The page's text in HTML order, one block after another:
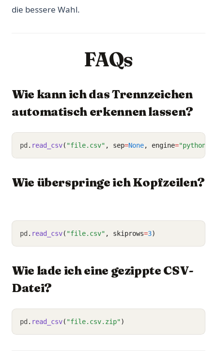
die bessere Wahl.
FAQs
Wie kann ich das Trennzeichen
automatisch erkennen lassen?
pd . read_csv( "file.csv" , sep=None, engine="python"
Wie überspringe ich Kopfzeilen?
pd . read_csv( "file.csv" , skiprows=3)
Wie lade ich eine gezippte CSV-
Datei?
pd . read_csv( "file.csv.zip")